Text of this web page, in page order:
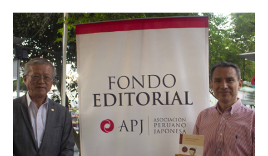
Cursos
Museo de la Inmigración Japonesa
Fondo Editorial
Teatro Peruano Japonés